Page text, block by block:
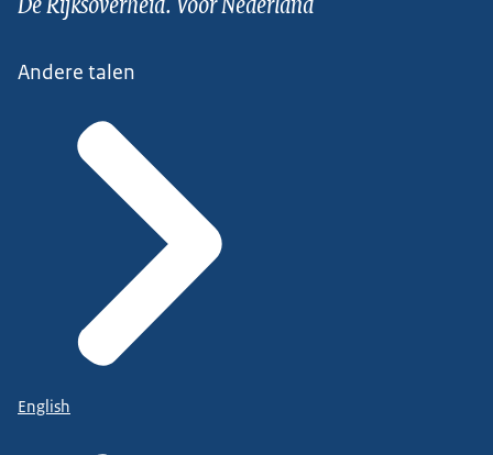
Andere talen
English